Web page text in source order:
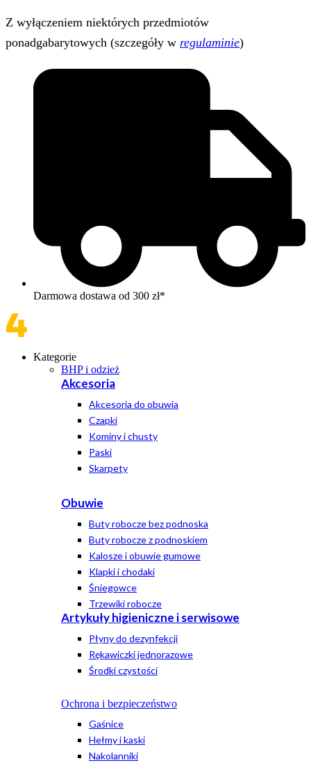
Z wyłączeniem niektórych przedmiotów
ponadgabarytowych (szczegóły w regulaminie)
Darmowa dostawa od 300 zł*
Kategorie
BHP i odzież
Akcesoria
Akcesoria do obuwia
Czapki
Kominy i chusty
Paski
Skarpety
Obuwie
Buty robocze bez podnoska
Buty robocze z podnoskiem
Kalosze i obuwie gumowe
Klapki i chodaki
Śniegowce
Trzewiki robocze
Artykuły higieniczne i serwisowe
Płyny do dezynfekcji
Rękawiczki jednorazowe
Środki czystości
Ochrona i bezpieczeństwo
Gaśnice
Hełmy i kaski
Nakolanniki